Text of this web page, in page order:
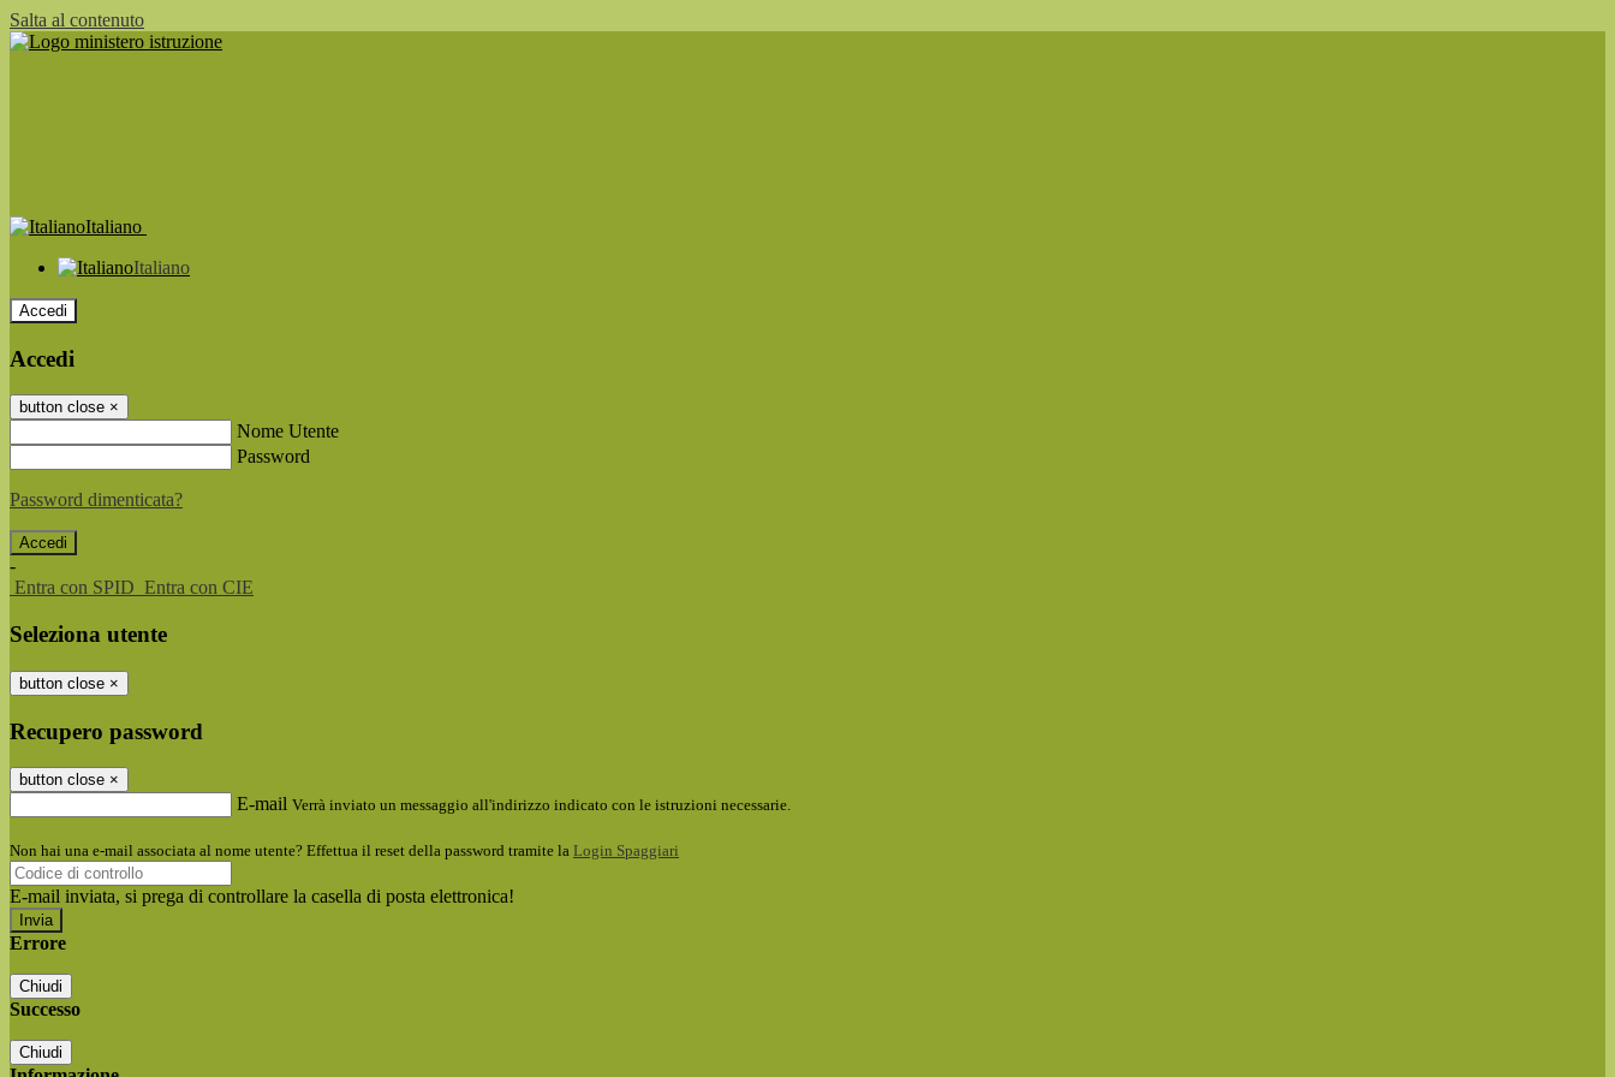
Salta al contenuto
Italiano
Italiano
Accedi
Accedi
button close ×
Nome Utente
Password
Password dimenticata?
-
Entra con SPID Entra con CIE
Seleziona utente
button close ×
Recupero password
button close ×
E-mail Verrà inviato un messaggio all'indirizzo indicato con le istruzioni necessarie.
Non hai una e-mail associata al nome utente? Effettua il reset della password tramite la Login Spaggiari
E-mail inviata, si prega di controllare la casella di posta elettronica!
Errore
Chiudi
Successo
Chiudi